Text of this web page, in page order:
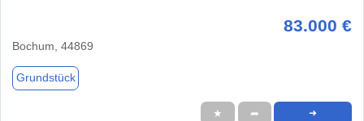
83.000 €
Bochum, 44869
Grundstück
★ ➦ ➜